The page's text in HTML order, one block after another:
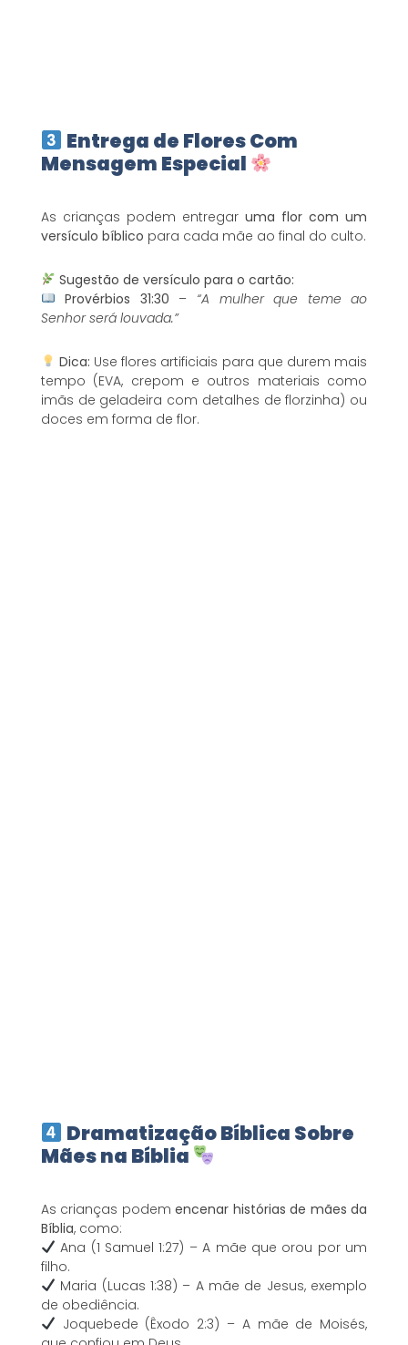
Entrega de Flores Com
Mensagem Especial
As crianças podem entregaruma flor com um
versículo bíblico para cada mãe ao final do culto.
Sugestão de versículo para o cartão:
Provérbios 31:30 – “A mulher que teme ao
Senhor será louvada.”
Dica: Use flores artificiais para que durem mais
tempo (EVA, crepom e outros materiais como
imãs de geladeira com detalhes de florzinha) ou
doces em forma de flor.
Dramatização Bíblica Sobre
Mães na Bíblia
As crianças podemencenar histórias de mães da
Bíblia, como:
Ana (1 Samuel 1:27) – A mãe que orou por um
filho.
Maria (Lucas 1:38) – A mãe de Jesus, exemplo
de obediência.
Joquebede (Êxodo 2:3) – A mãe de Moisés,